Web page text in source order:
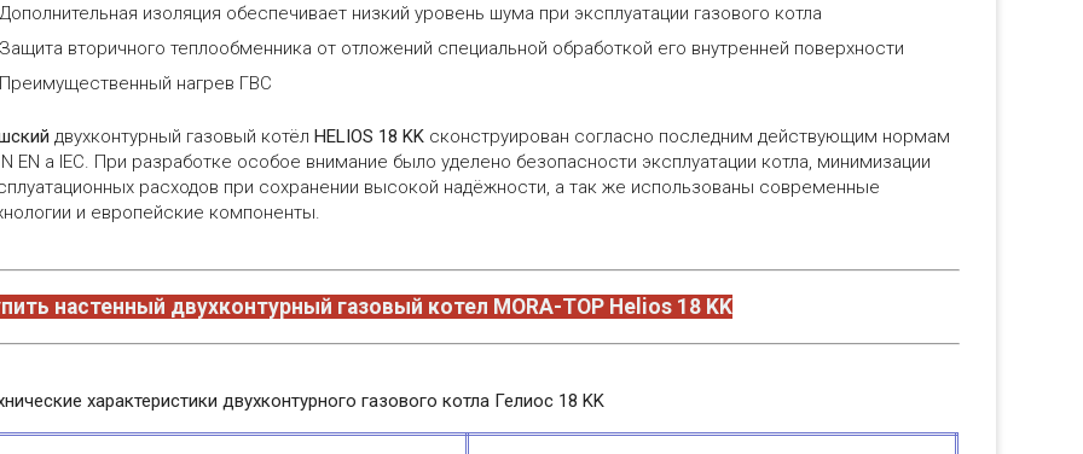
Дополнительная изоляция обеспечивает низкий уровень шума при эксплуатации газового котла
Защита вторичного теплообменника от отложений специальной обработкой его внутренней поверхности
Преимущественный нагрев ГВС
двухконтурный газовый котёлHELIOS 18 KK сконструирован согласно последним действующим нормам
EN a IEC. При разработке особое внимание было уделено безопасности эксплуатации котла, минимизации
расходов при сохранении высокой надёжности, а так же использованы современные
и европейские компоненты.
настенный двухконтурный газовый котел MORA-TOP Helios 18 KK
характеристики двухконтурного газового котла Гелиос 18 KK